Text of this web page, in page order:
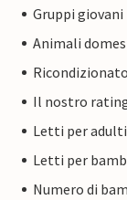
Gruppi
Animali
Il nostro
Letti per
Letti per
Numero di